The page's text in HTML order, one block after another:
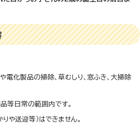
電化製品の掃除、草むしり、窓ふき、大掃除
等日常の範囲内です。
や送迎等）はできません。